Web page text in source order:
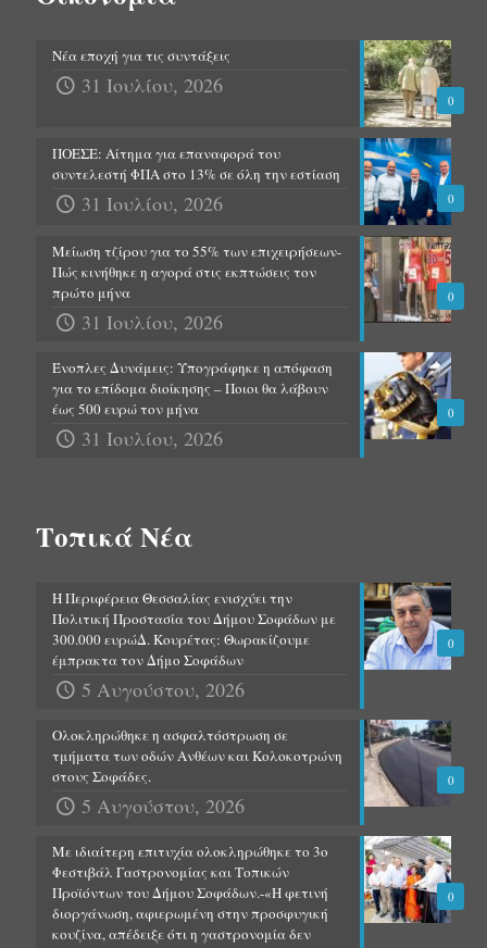
0
Νέα εποχή για τις συντάξεις
31 Ιουλίου, 2026
0
ΠΟΕΣΕ: Αίτημα για επαναφορά του
συντελεστή ΦΠΑ στο 13% σε όλη την εστίαση
31 Ιουλίου, 2026
0
Μείωση τζίρου για το 55% των επιχειρήσεων-
Πώς κινήθηκε η αγορά στις εκπτώσεις τον
πρώτο μήνα
31 Ιουλίου, 2026
0
Ένοπλες Δυνάμεις: Υπογράφηκε η απόφαση
για το επίδομα διοίκησης – Ποιοι θα λάβουν
έως 500 ευρώ τον μήνα
31 Ιουλίου, 2026
Τοπικά Νέα
0
Η Περιφέρεια Θεσσαλίας ενισχύει την
Πολιτική Προστασία του Δήμου Σοφάδων με
300.000 ευρώΔ. Κουρέτας: Θωρακίζουμε
έμπρακτα τον Δήμο Σοφάδων
5 Αυγούστου, 2026
0
Ολοκληρώθηκε η ασφαλτόστρωση σε
τμήματα των οδών Ανθέων και Κολοκοτρώνη
στους Σοφάδες.
5 Αυγούστου, 2026
0
Με ιδιαίτερη επιτυχία ολοκληρώθηκε το 3ο
Φεστιβάλ Γαστρονομίας και Τοπικών
Προϊόντων του Δήμου Σοφάδων.-«Η φετινή
διοργάνωση, αφιερωμένη στην προσφυγική
κουζίνα, απέδειξε ότι η γαστρονομία δεν